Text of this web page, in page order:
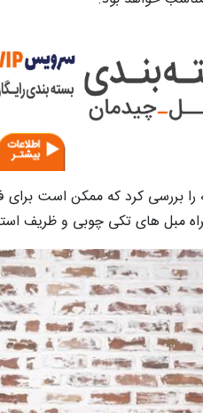
در سال 1401 می توان این نکته را
مبل های تکی چوبی و ظریف